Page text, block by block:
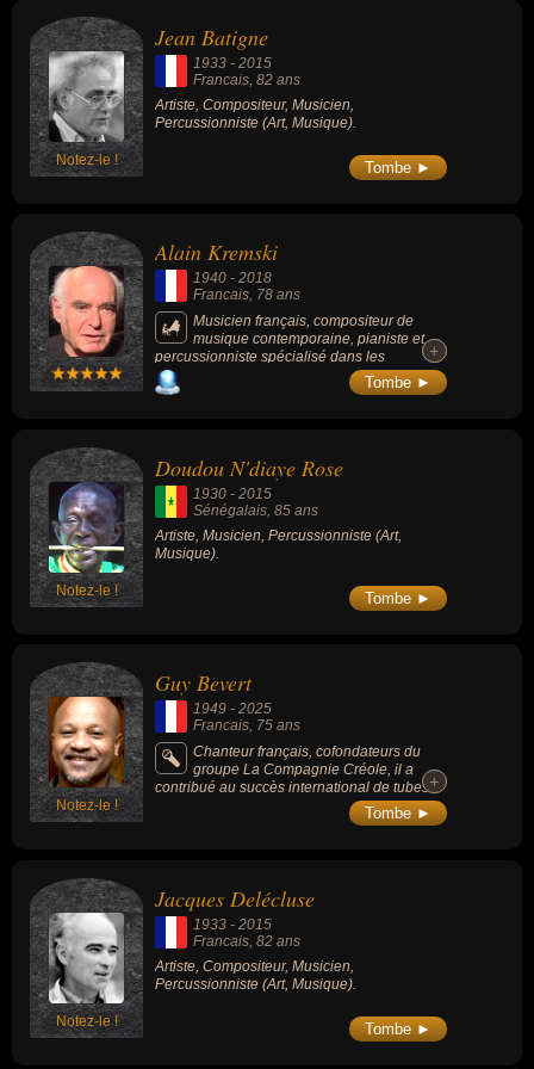
Notez-le !
Jean Batigne
1933 - 2015
Francais , 82 ans
Artiste, Compositeur, Musicien,
Percussionniste (Art, Musique).
Tombe ►
Alain Kremski
1940 - 2018
Francais, 78 ans
Musicien français, compositeur de
musique contemporaine, pianiste et
percussionniste spécialisé dans les
instruments asiatiques, il était connu pour sa
passion des musiques sacrées et des
+
+
Tombe ►
Notez-le !
Doudou N'diaye Rose
1930 - 2015
Sénégalais , 85 ans
Artiste, Musicien, Percussionniste (Art,
Musique).
Tombe ►
Notez-le !
Guy Bevert
1949 - 2025
Francais, 75 ans
Chanteur français, cofondateurs du
groupe La Compagnie Créole, il a
contribué au succès international de tubes
incontournables des années 1980 comme
"Le Bal masqué", "C'est bon pour le moral" et
+
+
Tombe ►
Notez-le !
Jacques Delécluse
1933 - 2015
Francais , 82 ans
Artiste, Compositeur, Musicien,
Percussionniste (Art, Musique).
Tombe ►